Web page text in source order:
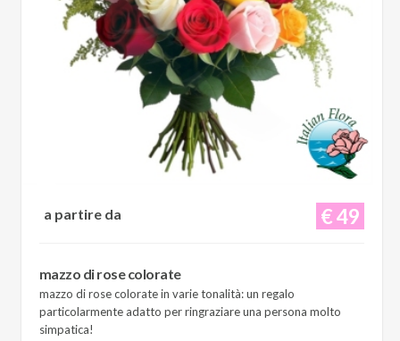
€ 49
a partire da
mazzo di rose colorate
mazzo di rose colorate in varie tonalità: un regalo
particolarmente adatto per ringraziare una persona molto
simpatica!